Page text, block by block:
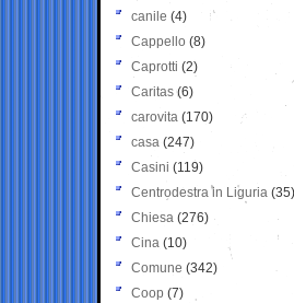
canile (4)
Cappello (8)
Caprotti (2)
Caritas (6)
carovita (170)
casa (247)
Casini (119)
Centrodestra in Liguria (35)
Chiesa (276)
Cina (10)
Comune (342)
Coop (7)